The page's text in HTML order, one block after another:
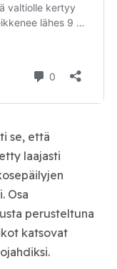
se, että
laajasti
Osa
perusteltuna
katsovat